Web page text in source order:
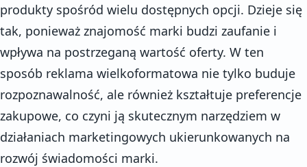
produkty spośród wielu dostępnych opcji. Dzieje się
tak, ponieważ znajomość marki budzi zaufanie i
wpływa na postrzeganą wartość oferty. W ten
sposób reklama wielkoformatowa nie tylko buduje
rozpoznawalność, ale również kształtuje preferencje
zakupowe, co czyni ją skutecznym narzędziem w
działaniach marketingowych ukierunkowanych na
rozwój świadomości marki.